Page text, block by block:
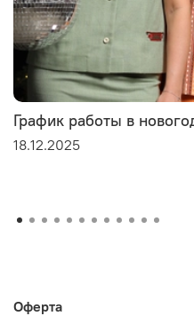
График работы в
18.12.2025
Оферта